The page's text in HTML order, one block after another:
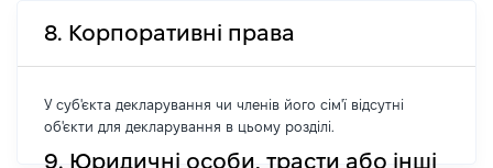
8. Корпоративні права
У суб'єкта декларування чи членів його сім'ї відсутні
об'єкти для декларування в цьому розділі.
9. Юридичні особи, трасти або інші